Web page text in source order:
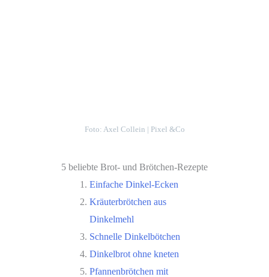
Foto: Axel Collein | Pixel &Co
5 beliebte Brot- und Brötchen-Rezepte
Einfache Dinkel-Ecken
Kräuterbrötchen aus
Dinkelmehl
Schnelle Dinkelbötchen
Dinkelbrot ohne kneten
Pfannenbrötchen mit